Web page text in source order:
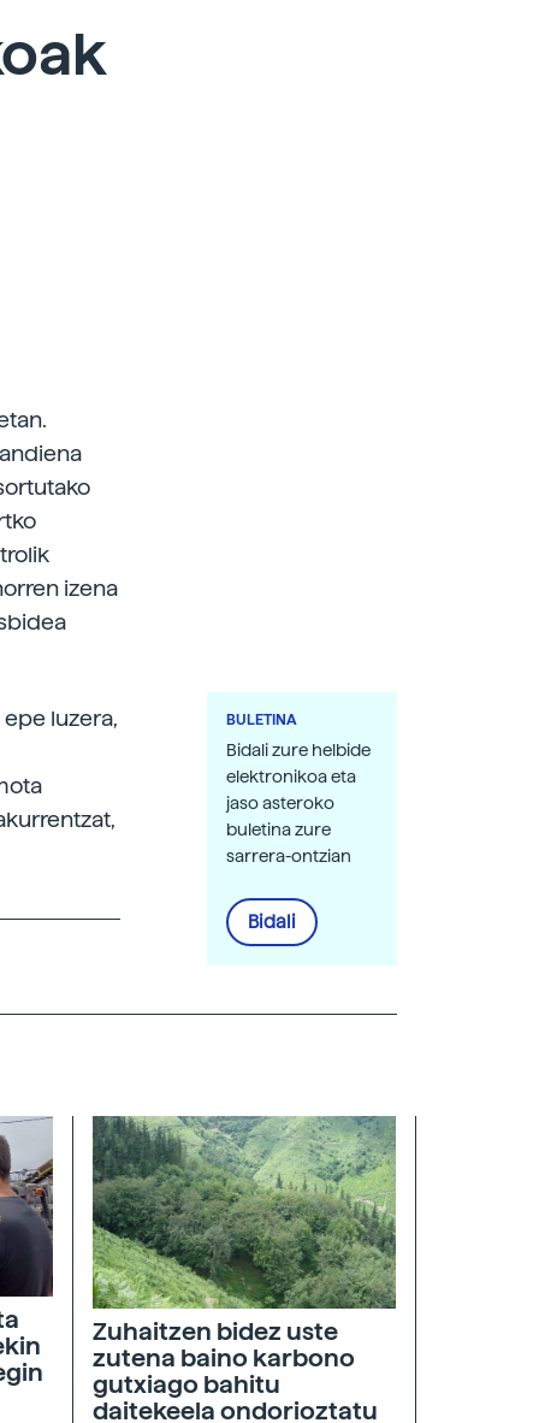
izena
luzera, BULETINA
Bidali zure helbide
elektronikoa eta
jaso asteroko
buletina zure
sarrera-ontzian
Bidali
Zuhaitzen bidez uste
zutena baino karbono
gutxiago bahitu
daitekeela ondorioztatu